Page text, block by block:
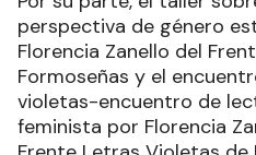
perspectiva de género
Florencia Zanello del
Formoseñas y el
violetas-encuentro de
feminista por Florencia